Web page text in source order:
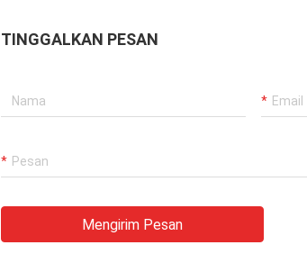
TINGGALKAN PESAN
Mengirim Pesan